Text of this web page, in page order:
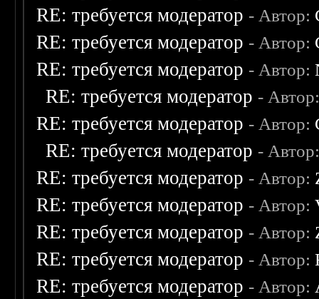
RE: требуется модератор - Автор:
RE: требуется модератор - Автор:
RE: требуется модератор - Автор:
RE: требуется модератор -
RE: требуется модератор - Автор:
RE: требуется модератор -
RE: требуется модератор - Автор:
RE: требуется модератор - Автор:
RE: требуется модератор - Автор:
RE: требуется модератор - Автор:
RE: требуется модератор - Автор: